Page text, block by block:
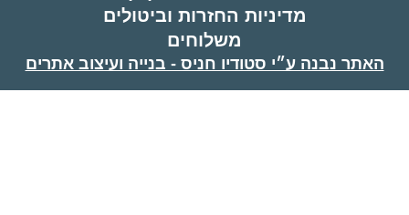
מדיניות החזרות וביטולים
ע״י סטודיו חניס - בנייה ועיצוב אתרים